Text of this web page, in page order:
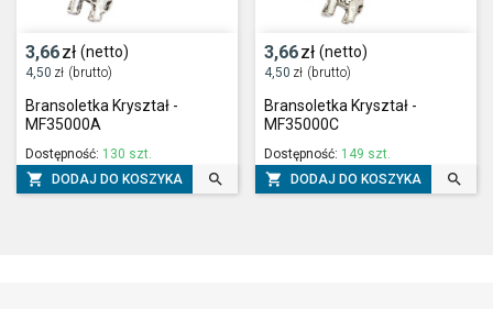
3,66zł (netto)
4,50 zł (brutto)
Bransoletka Kryształ -
MF35000A
Dostępność: 130 szt.
 DODAJ DO KOSZYKA 
3,66zł (netto)
4,50 zł (brutto)
Bransoletka Kryształ -
MF35000C
Dostępność: 149 szt.
 DODAJ DO KOSZYKA 